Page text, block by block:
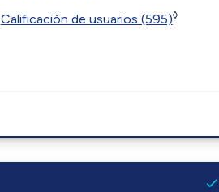
Calificación de usuarios (595)◊